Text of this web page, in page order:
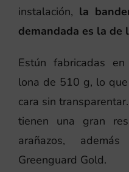
instalación, la
demandada es la de
Estún fabricadas
lona de 510 g, lo
cara sin
tienen una gran
arañazos,
Greenguard Gold.